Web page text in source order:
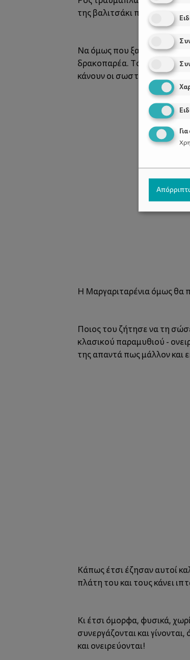
της βαλιτσάκι που έχει πάντα
Να όμως που ξαφνικά στο
δρακοπαρέα. Τότε είναι που
κάνουν οι σωστοί ιππότες.
Η Μαργαριταρένια όμως θα
Ποιος του ζήτησε να τη
κλασικού παραμυθιού -
της απαντά πως μάλλον και
Κάπως έτσι έζησαν αυτοί
πλάτη του και τους κάνει
Κι έτσι όμορφα, φυσικά,
συνεργάζονται και
και ονειρεύονται!